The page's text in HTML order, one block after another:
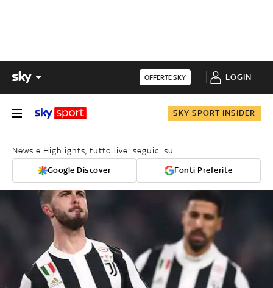
OFFERTE SKY LOGIN
SKY SPORT INSIDER
News e Highlights, tutto live: seguici su
Google Discover Fonti Preferite